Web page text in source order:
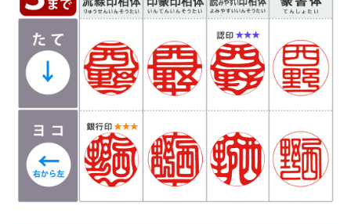
欄にお書き添え下さい。